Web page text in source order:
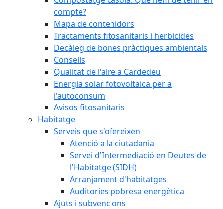
compte?
Mapa de contenidors
Tractaments fitosanitaris i herbicides
Decàleg de bones pràctiques ambientals
Consells
Qualitat de l'aire a Cardedeu
Energia solar fotovoltaica per a
l'autoconsum
Avisos fitosanitaris
Habitatge
Serveis que s'ofereixen
Atenció a la ciutadania
Servei d'Intermediació en Deutes de
l'Habitatge (SIDH)
Arranjament d'habitatges
Auditories pobresa energètica
Ajuts i subvencions